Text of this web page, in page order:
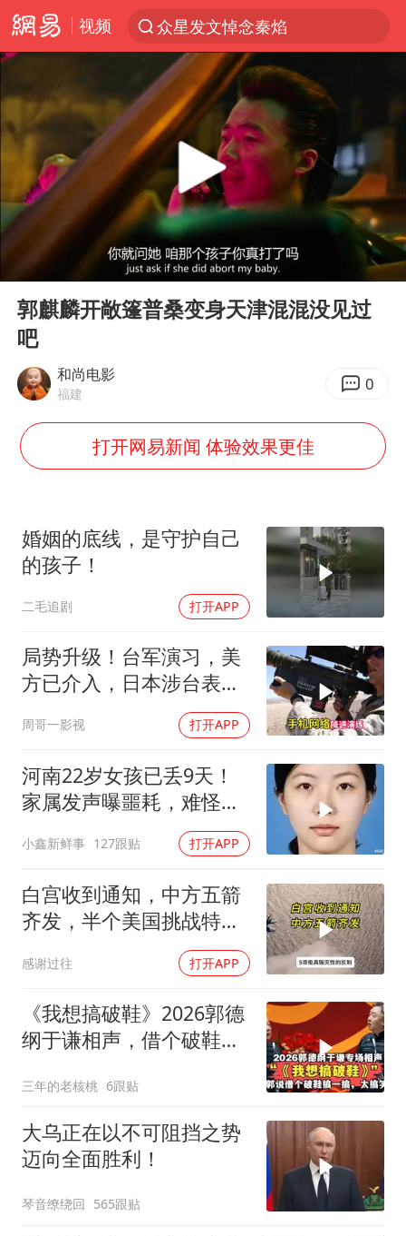
视频
众星发文悼念秦焰
新能源汽车产业链提速
大连一起飞航班因乘客可乐爆瓶折返
费大厨不自称“大王”了
血指纹匹配成功，20年悬案告破！凶手被执行死刑
辽宁28名务农人员中暑死亡？官方辟谣
独闯南太行失联女子遗体已找到
“还不如不放假”
武契奇：欧洲已处于大战边缘
部分银行上调存款利率
货车高速制动失灵 交警护航化险为夷
朱一龙的鼻子怎么了
成都多趟列车临时停运
路虎卫士限时降17万 BBA已集体降价
下党之路
Play
00:00
郭麒麟开敞篷普桑变身天津混混没见过
吧
和尚电影
福建 0
打开网易新闻 体验效果更佳
婚姻的底线，是守护自己
的孩子！
二毛追剧 打开APP
局势升级！台军演习，美
方已介入，日本涉台表述
突变，大陆已收到通知
周哥一影视 打开APP
河南22岁女孩已丢9天！
家属发声曝噩耗，难怪搜
小鑫新鲜事 127跟贴 打开APP
白宫收到通知，中方五箭
齐发，半个美国挑战特朗
感谢过往 打开APP
《我想搞破鞋》2026郭德
纲于谦相声，借个破鞋我
三年的老核桃 6跟贴
大乌正在以不可阻挡之势
迈向全面胜利！
琴音缭绕回 565跟贴